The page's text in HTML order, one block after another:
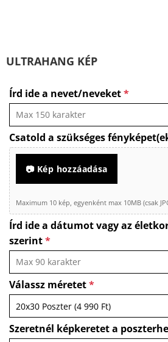
ULTRAHANG KÉP
Írd ide a nevet/neveket*
Csatold a szükséges
📷 Kép hozzáadása
Maximum 10 kép, egyenként max 10MB (csak
Írd ide a dátumot vagy az
szerint*
Válassz méretet*
Szeretnél képkeretet a